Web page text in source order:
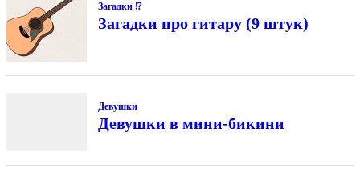
Загадки ⁉
Загадки про гитару (9 штук)
Девушки
Девушки в мини-бикини